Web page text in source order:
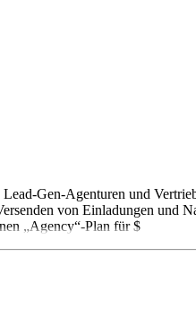
Gen-Agenturen und
von Einladungen und
„Agency“-Plan für $